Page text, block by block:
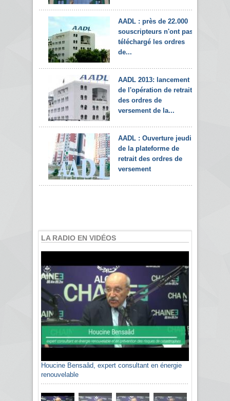
AADL : près de 22.000
souscripteurs n'ont pas
téléchargé les ordres
de...
AADL 2013: lancement
de l'opération de retrait
des ordres de
versement de la...
AADL : Ouverture jeudi
de la plateforme de
retrait des ordres de
versement
LA RADIO EN VIDÉOS
Houcine Bensaâd, expert consultant en énergie
renouvelable